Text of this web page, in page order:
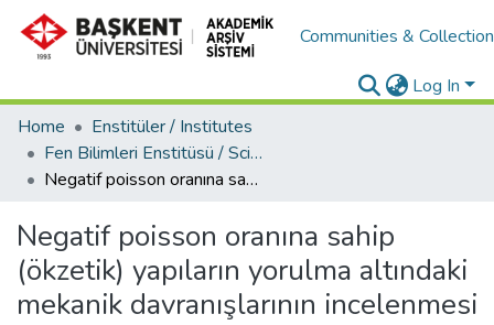
Communities &
Log In
Home
Enstitüler / Institutes
Fen Bilimleri Enstitüsü / Science Institute
Negatif poisson oranına sahip (ökzetik) yapıların yorulma altındaki mekanik davranışlarının incelenmesi
Negatif poisson oranına sahip
(ökzetik) yapıların yorulma altındaki
mekanik davranışlarının incelenmesi